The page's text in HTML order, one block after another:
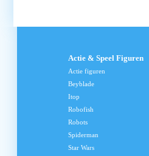
Actie & Speel Figuren
Actie figuren
Beyblade
Itop
Robofish
Robots
Spiderman
Star Wars